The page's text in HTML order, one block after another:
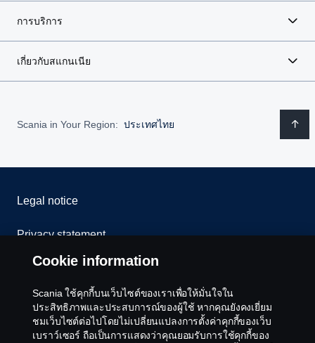
Romania
การบริการ
เกี่ยวกับสแกนเนีย
Scania in Your Region: ประเทศไทย
Legal notice
Privacy statement
Cookies
Contact us
Whistleblowing
Cookie information
Scania ใช้คุกกี้บนเว็บไซต์ของเราเพื่อให้มั่นใจใน
ประสิทธิภาพและประสบการณ์ของผู้ใช้ หากคุณยังคงเยี่ยม
ชมเว็บไซต์ต่อไปโดยไม่เปลี่ยนแปลงการตั้งค่าคุกกี้ของเว็บ
เบราว์เซอร์ ถือเป็นการแสดงว่าคุณยอมรับการใช้คุกกี้ของ